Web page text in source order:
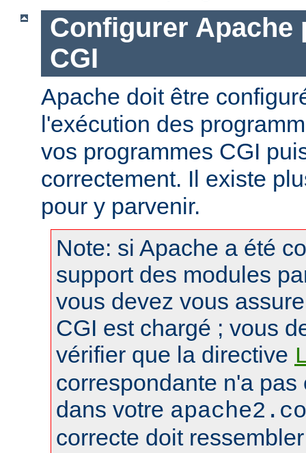
Configurer Apache
CGI
Apache doit être
l'exécution des
vos programmes CGI
correctement. Il existe
pour y parvenir.
Note: si Apache a été
support des modules
vous devez vous
CGI est chargé ; vous
vérifier que la directive
correspondante n'a pas
dans votre
correcte doit